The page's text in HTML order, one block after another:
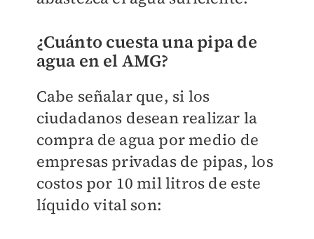
¿Cuánto cuesta una pipa de
agua en el AMG?
Cabe señalar que, si los
ciudadanos desean realizar la
compra de agua por medio de
empresas privadas de pipas, los
costos por 10 mil litros de este
líquido vital son: